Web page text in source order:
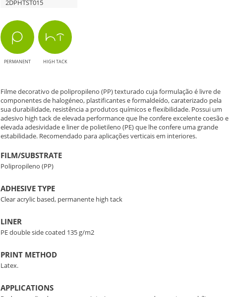
2DPHTST015
PERMANENT HIGH TACK
Filme decorativo de polipropileno (PP) texturado cuja formulação é livre de
componentes de halogéneo, plastificantes e formaldeído, caraterizado pela
sua durabilidade, resistência a produtos químicos e flexibilidade. Possui um
adesivo high tack de elevada performance que lhe confere excelente coesão e
elevada adesividade e liner de polietileno (PE) que lhe confere uma grande
estabilidade. Recomendado para aplicações verticais em interiores.
FILM/SUBSTRATE
Polipropileno (PP)
ADHESIVE TYPE
Clear acrylic based, permanente high tack
LINER
PE double side coated 135 g/m2
PRINT METHOD
Latex.
APPLICATIONS